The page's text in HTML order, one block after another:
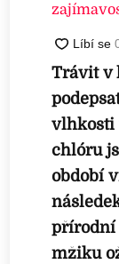
Trávit v
vlhkosti
chlóru
období
přírodní
mžiku